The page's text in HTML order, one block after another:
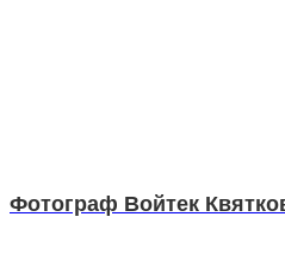
Фотограф Войтек